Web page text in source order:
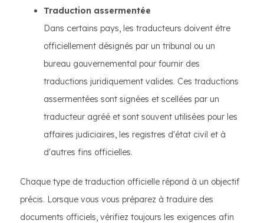
Traduction assermentée
Dans certains pays, les traducteurs doivent être
officiellement désignés par un tribunal ou un
bureau gouvernemental pour fournir des
traductions juridiquement valides. Ces traductions
assermentées sont signées et scellées par un
traducteur agréé et sont souvent utilisées pour les
affaires judiciaires, les registres d'état civil et à
d'autres fins officielles.
Chaque type de traduction officielle répond à un objectif
précis. Lorsque vous vous préparez à traduire des
documents officiels, vérifiez toujours les exigences afin